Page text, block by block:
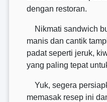
dengan restoran.
Nikmati sandwich
manis dan cantik
padat seperti jeruk,
yang paling tepat
Yuk, segera
memasak resep ini